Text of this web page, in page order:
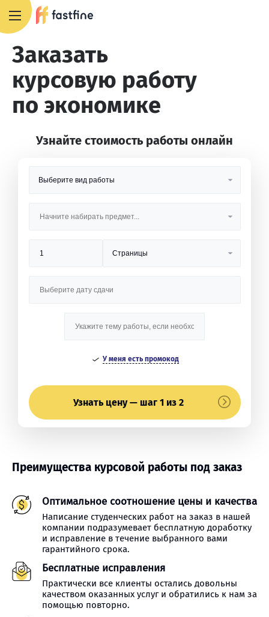
Заказать
курсовую работу
по экономике
Узнайте стоимость работы онлайн
У меня есть промокод
Узнать цену — шаг 1 из 2
Преимущества курсовой работы под заказ
Оптимальное соотношение цены и качества
Написание студенческих работ на заказ в нашей
компании подразумевает бесплатную доработку
и исправление в течение выбранного вами
гарантийного срока.
Бесплатные исправления
Практически все клиенты остались довольны
качеством оказанных услуг и обратились к нам за
помощью повторно.